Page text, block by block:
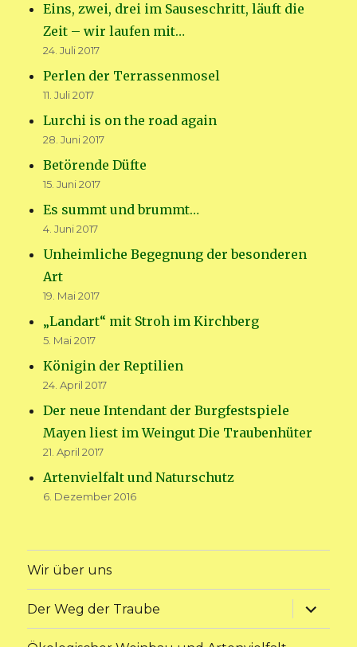
Eins, zwei, drei im Sauseschritt, läuft die
Zeit – wir laufen mit…
24. Juli 2017
Perlen der Terrassenmosel
11. Juli 2017
Lurchi is on the road again
28. Juni 2017
Betörende Düfte
15. Juni 2017
Es summt und brummt…
4. Juni 2017
Unheimliche Begegnung der besonderen
Art
19. Mai 2017
„Landart“ mit Stroh im Kirchberg
5. Mai 2017
Königin der Reptilien
24. April 2017
Der neue Intendant der Burgfestspiele
Mayen liest im Weingut Die Traubenhüter
21. April 2017
Artenvielfalt und Naturschutz
6. Dezember 2016
Wir über uns
Der Weg der Traube